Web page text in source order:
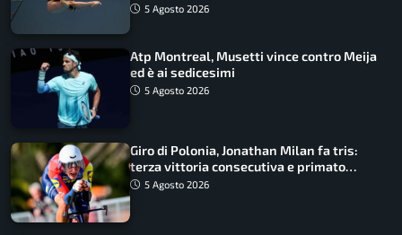
5 Agosto 2026
Atp Montreal, Musetti vince contro Meija
ed è ai sedicesimi
5 Agosto 2026
Giro di Polonia, Jonathan Milan fa tris:
terza vittoria consecutiva e primato
rafforzato
5 Agosto 2026